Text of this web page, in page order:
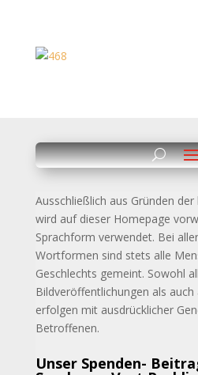
Ausschließlich aus Gründen
wird auf dieser Homepage
Sprachform verwendet. Bei
Wortformen sind stets alle
Geschlechts gemeint. Sowohl
Bildveröffentlichungen als
erfolgen mit ausdrücklicher
Betroffenen.
Unser Spenden-